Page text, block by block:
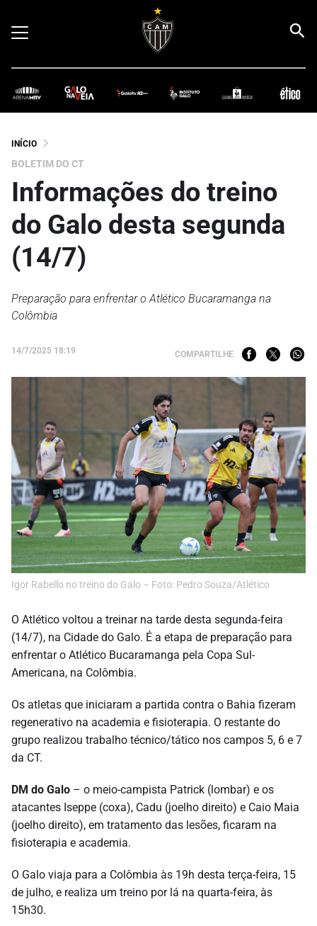
INÍCIO
BOLETIM DO CT
Informações do treino
do Galo desta segunda
(14/7)
Preparação para enfrentar o Atlético Bucaramanga na
Colômbia
14/7/2025 18:19 COMPARTILHE
Igor Rabello no treino do Galo – Foto: Pedro Souza/Atlético
O Atlético voltou a treinar na tarde desta segunda-feira
(14/7), na Cidade do Galo. É a etapa de preparação para
enfrentar o Atlético Bucaramanga pela Copa Sul-
Americana, na Colômbia.
Os atletas que iniciaram a partida contra o Bahia fizeram
regenerativo na academia e fisioterapia. O restante do
grupo realizou trabalho técnico/tático nos campos 5, 6 e 7
da CT.
DM do Galo – o meio-campista Patrick (lombar) e os
atacantes Iseppe (coxa), Cadu (joelho direito) e Caio Maia
(joelho direito), em tratamento das lesões, ficaram na
fisioterapia e academia.
O Galo viaja para a Colômbia às 19h desta terça-feira, 15
de julho, e realiza um treino por lá na quarta-feira, às
15h30.